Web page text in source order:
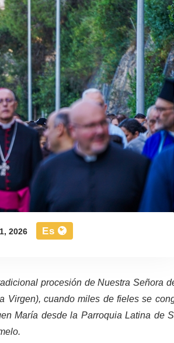
2026 Es
procesión de Nuestra Señora
cuando miles de fieles se
María desde la Parroquia Latina de